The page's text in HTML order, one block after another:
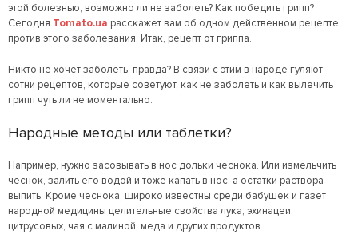
этой болезнью, возможно ли не заболеть? Как победить грипп?
Сегодня Tomato.ua расскажет вам об одном действенном рецепте
против этого заболевания. Итак, рецепт от гриппа.
Никто не хочет заболеть, правда? В связи с этим в народе гуляют
сотни рецептов, которые советуют, как не заболеть и как вылечить
грипп чуть ли не моментально.
Народные методы или таблетки?
Например, нужно засовывать в нос дольки чеснока. Или измельчить
чеснок, залить его водой и тоже капать в нос, а остатки раствора
выпить. Кроме чеснока, широко известны среди бабушек и газет
народной медицины целительные свойства лука, эхинацеи,
цитрусовых, чая с малиной, меда и других продуктов.